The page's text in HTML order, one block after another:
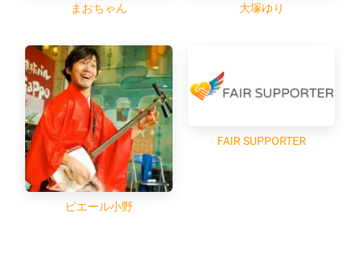
まおちゃん 大塚ゆり
ピエール小野
FAIR SUPPORTER